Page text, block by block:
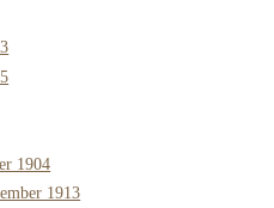
1904
1913